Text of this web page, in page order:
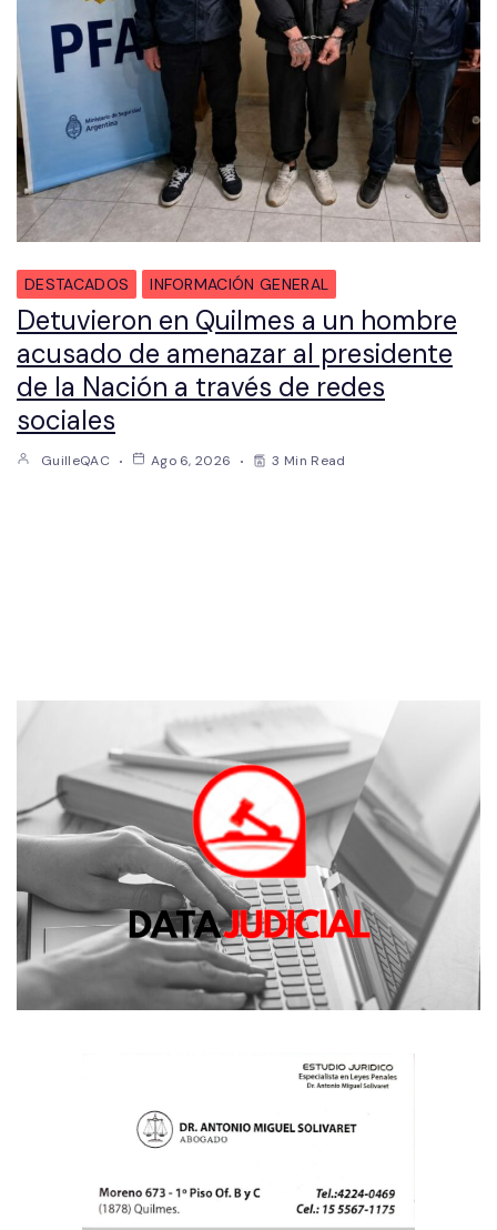
DESTACADOS INFORMACIÓN GENERAL
Detuvieron en Quilmes a un hombre
acusado de amenazar al presidente
de la Nación a través de redes
sociales
GuilleQAC Ago 6, 2026 3 Min Read